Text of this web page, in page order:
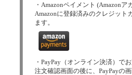
・Amazonペイメント (Amazon
Amazonに登録済みのクレジット
ます。
・PayPay（オンライン決済）で
注文確認画面の後に、PayPayの